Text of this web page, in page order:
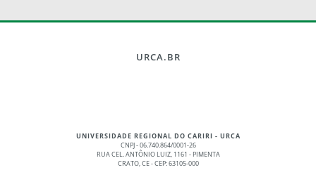
URCA.BR
UNIVERSIDADE REGIONAL DO CARIRI - URCA
CNPJ - 06.740.864/0001-26
RUA CEL. ANTÔNIO LUIZ, 1161 - PIMENTA
CRATO, CE - CEP: 63105-000